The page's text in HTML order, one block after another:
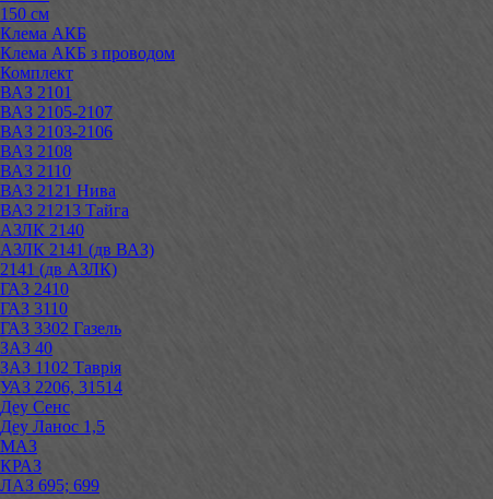
150 см
Клема АКБ
Клема АКБ з проводом
Комплект
ВАЗ 2101
ВАЗ 2105-2107
ВАЗ 2103-2106
ВАЗ 2108
ВАЗ 2110
ВАЗ 2121 Нива
ВАЗ 21213 Тайга
АЗЛК 2140
АЗЛК 2141 (дв ВАЗ)
2141 (дв АЗЛК)
ГАЗ 2410
ГАЗ 3110
ГАЗ 3302 Газель
ЗАЗ 40
ЗАЗ 1102 Таврія
УАЗ 2206, 31514
Деу Сенс
Деу Ланос 1,5
МАЗ
КРАЗ
ЛАЗ 695; 699